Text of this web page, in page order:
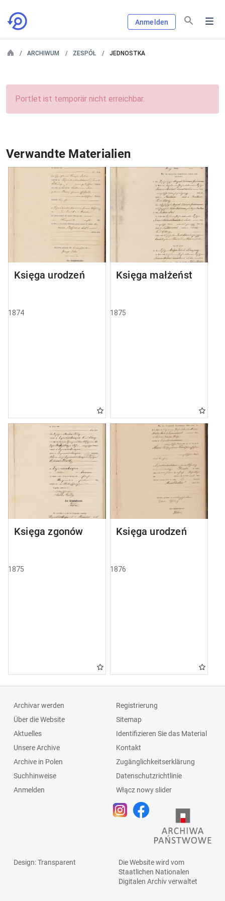
Anmelden
ARCHIWUM ZESPÓŁ JEDNOSTKA
Portlet ist temporär nicht erreichbar.
Verwandte Materialien
Księga urodzeń
1874
Księga małżeństw
1875
Księga zgonów
1875
Księga urodzeń
1876
Archivar werden
Über die Website
Aktuelles
Unsere Archive
Archive in Polen
Suchhinweise
Anmelden
Registrierung
Sitemap
Identifizieren Sie das Material
Kontakt
Zugänglichkeitserklärung
Datenschutzrichtlinie
Włącz nowy slider
Design: Transparent
Die Website wird vom
Staatlichen Nationalen
Digitalen Archivverwaltet